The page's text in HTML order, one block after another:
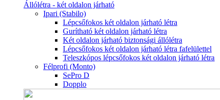
Állólétra - két oldalon járható
Ipari (Stabilo)
Lépcsőfokos két oldalon járható létra
Gurítható két oldalon járható létra
Két oldalon járható biztonsági állólétra
Lépcsőfokos két oldalon járható létra fafelülettel
Teleszkópos lépcsőfokos két oldalon járható létra
Félprofi (Monto)
SePro D
Dopplo